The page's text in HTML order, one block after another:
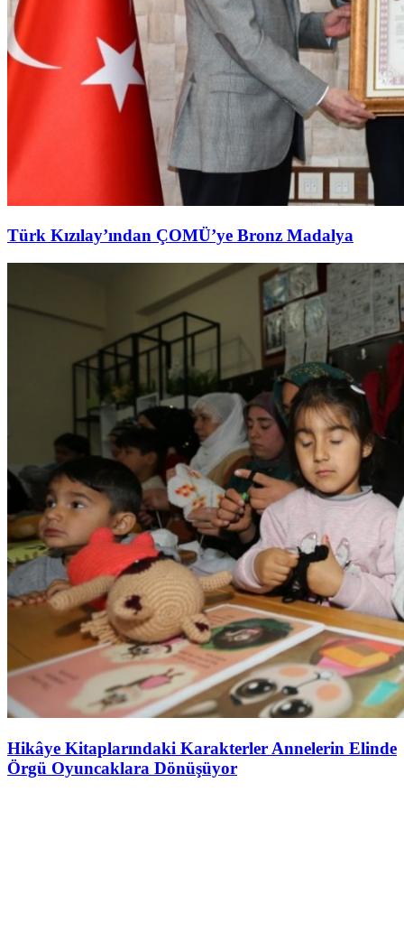
Türk Kızılay’ından ÇOMÜ’ye Bronz Madalya
Hikâye Kitaplarındaki Karakterler Annelerin Elinde
Örgü Oyuncaklara Dönüşüyor